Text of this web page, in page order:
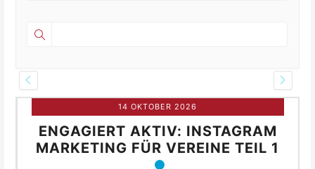
14 OKTOBER 2026
ENGAGIERT AKTIV: INSTAGRAM
MARKETING FÜR VEREINE TEIL 1